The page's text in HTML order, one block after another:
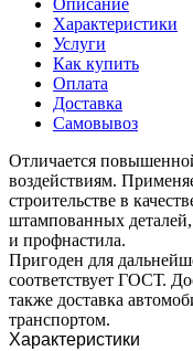
Описание
Характеристики
Услуги
Как купить
Оплата
Доставка
Самовывоз
Отличается
воздействиям.
строительстве в
штампованных
и профнастила.
Пригоден для
соответствует ГОСТ.
также доставка
транспортом.
Характеристики